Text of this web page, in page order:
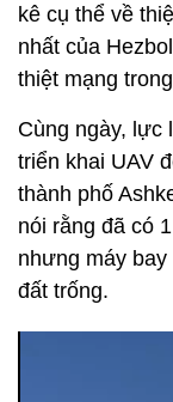
kê cụ thể về
nhất của
thiệt mạng
Cùng ngày, lực
triển khai UAV
thành phố
nói rằng đã có
nhưng máy
đất trống.